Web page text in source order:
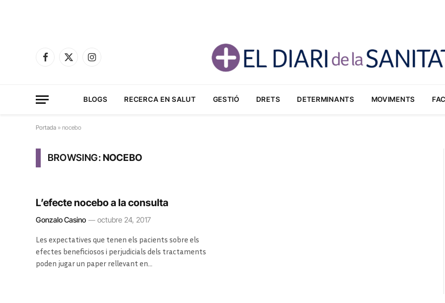
Facebook
X
Instagram
BLOGS RECERCA EN SALUT GESTIÓ DRETS DETERMINANTS MOVIMENTS
Portada » nocebo
BROWSING:NOCEBO
L’efecte nocebo a la consulta
Gonzalo Casino octubre 24, 2017
Les expectatives que tenen els pacients sobre els
efectes beneficiosos i perjudicials dels tractaments
poden jugar un paper rellevant en…